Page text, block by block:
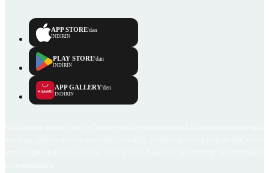
APP STORE'dan
İNDİRİN
PLAY STORE'dan
İNDİRİN
APP GALLERY'den
İNDİRİN